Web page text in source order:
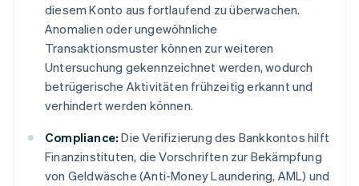
diesem Konto aus fortlaufend zu überwachen.
Anomalien oder ungewöhnliche
Transaktionsmuster können zur weiteren
Untersuchung gekennzeichnet werden, wodurch
betrügerische Aktivitäten frühzeitig erkannt und
verhindert werden können.
Compliance: Die Verifizierung des Bankkontos hilft
Finanzinstituten, die Vorschriften zur Bekämpfung
von Geldwäsche (Anti-Money Laundering, AML) und